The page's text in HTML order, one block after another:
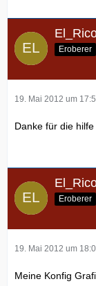
Eroberer
19. Mai 2012 um
Danke für die
Eroberer
19. Mai 2012 um
Meine Konfig